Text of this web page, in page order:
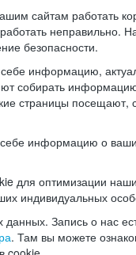
сайтам работать
неправильно.
безопасности.
информацию,
собирать
страницы посещают,
информацию о
для оптимизации
индивидуальных
Запись о нас
. Там вы можете